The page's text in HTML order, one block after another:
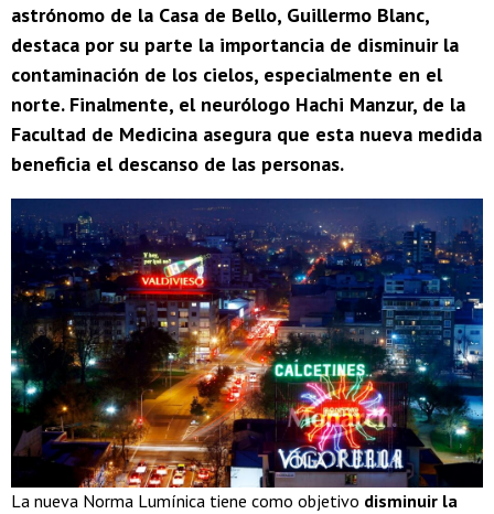
astrónomo de la Casa de Bello, Guillermo Blanc,
destaca por su parte la importancia de disminuir la
contaminación de los cielos, especialmente en el
norte. Finalmente, el neurólogo Hachi Manzur, de la
Facultad de Medicina asegura que esta nueva medida
beneficia el descanso de las personas.
La nueva Norma Lumínica tiene como objetivo disminuir la